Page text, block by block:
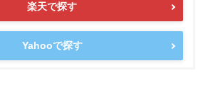
楽天で探す
Yahooで探す